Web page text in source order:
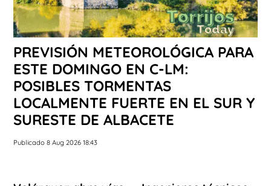
PREVISIÓN METEOROLÓGICA PARA
ESTE DOMINGO EN C-LM:
POSIBLES TORMENTAS
LOCALMENTE FUERTE EN EL SUR Y
SURESTE DE ALBACETE
Publicado 8 Aug 2026 18:43